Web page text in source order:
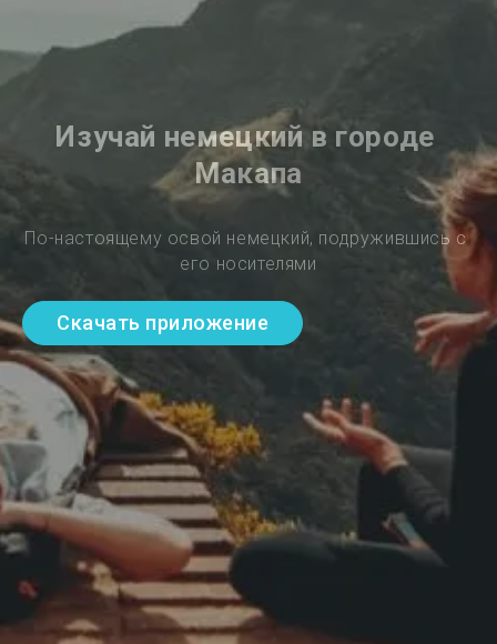
Изучай немецкий в городе
Макапа
По-настоящему освой немецкий, подружившись с
его носителями
Скачать приложение